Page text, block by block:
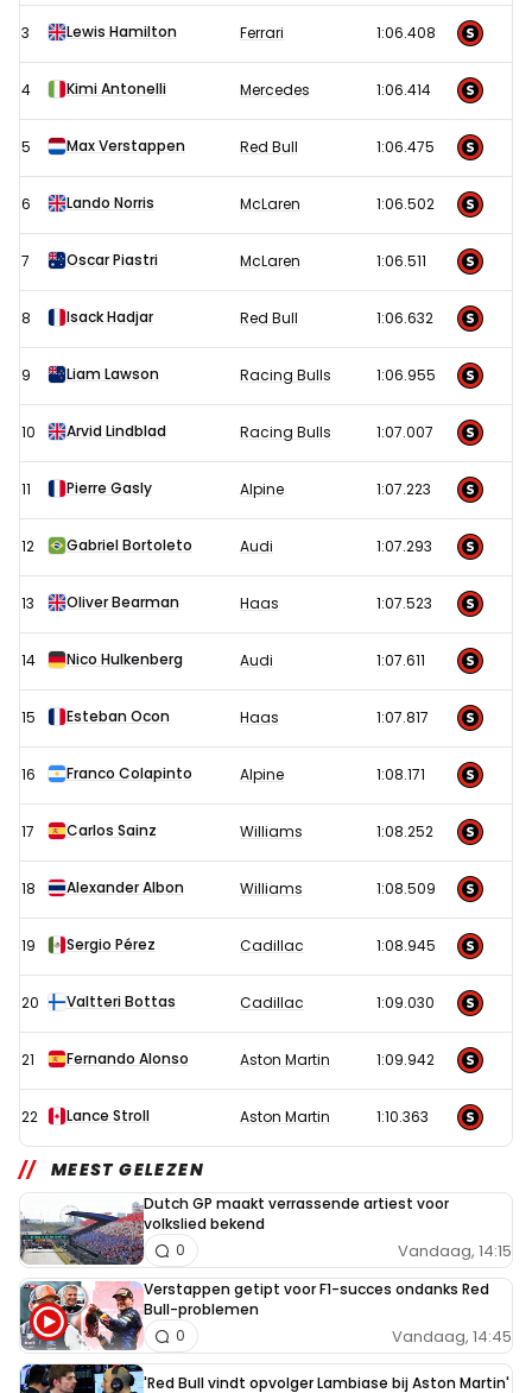
2026
3 Lewis Hamilton Ferrari 1:06.408
4 Kimi Antonelli Mercedes 1:06.414
5 Max Verstappen Red Bull 1:06.475
6 Lando Norris McLaren 1:06.502
7 Oscar Piastri McLaren 1:06.511
8 Isack Hadjar Red Bull 1:06.632
9 Liam Lawson Racing Bulls 1:06.955
10 Arvid Lindblad Racing Bulls 1:07.007
11 Pierre Gasly Alpine 1:07.223
12 Gabriel Bortoleto Audi 1:07.293
13 Oliver Bearman Haas 1:07.523
14 Nico Hulkenberg Audi 1:07.611
15 Esteban Ocon Haas 1:07.817
16 Franco Colapinto Alpine 1:08.171
17 Carlos Sainz Williams 1:08.252
18 Alexander Albon Williams 1:08.509
19 Sergio Pérez Cadillac 1:08.945
20 Valtteri Bottas Cadillac 1:09.030
21 Fernando Alonso Aston Martin 1:09.942
22 Lance Stroll Aston Martin 1:10.363
MEEST GELEZEN
Dutch GP maakt verrassende artiest voor
volkslied bekend
Vandaag, 14:15
0
Verstappen getipt voor F1-succes ondanks Red
Bull-problemen
Vandaag, 14:45
0
'Red Bull vindt opvolger Lambiase bij Aston Martin'